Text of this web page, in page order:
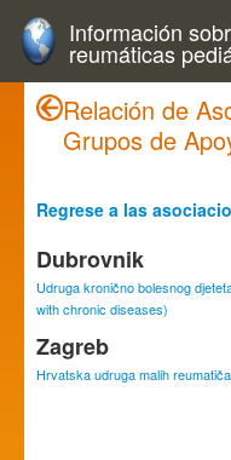
Información
reumáticas
Relación de
Grupos de
Regrese a las
Dubrovnik
Udruga kronično bolesnog
with chronic diseases)
Zagreb
Hrvatska udruga malih